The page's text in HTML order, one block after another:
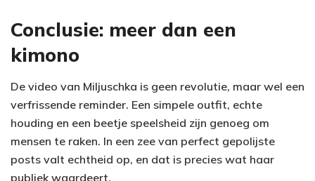
Conclusie: meer dan een
kimono
De video van Miljuschka is geen revolutie, maar wel een
verfrissende reminder. Een simpele outfit, echte
houding en een beetje speelsheid zijn genoeg om
mensen te raken. In een zee van perfect gepolijste
posts valt echtheid op, en dat is precies wat haar
publiek waardeert.